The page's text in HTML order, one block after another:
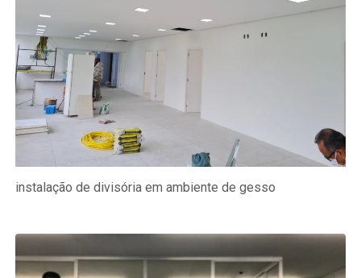
instalação de divisória em ambiente de gesso